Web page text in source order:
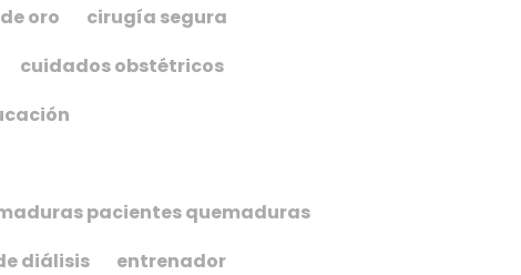
oro
cirugía segura
cuidados obstétricos
pacientes quemaduras
diálisis
entrenador